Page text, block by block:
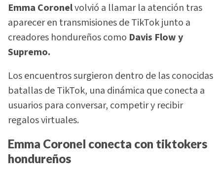
Emma Coronelvolvió a llamar la atención tras
aparecer en transmisiones de TikTok junto a
creadores hondureños como Davis Flow y
Supremo.
Los encuentros surgieron dentro de las conocidas
batallas de TikTok, una dinámica que conecta a
usuarios para conversar, competir y recibir
regalos virtuales.
Emma Coronel conecta con tiktokers
hondureños